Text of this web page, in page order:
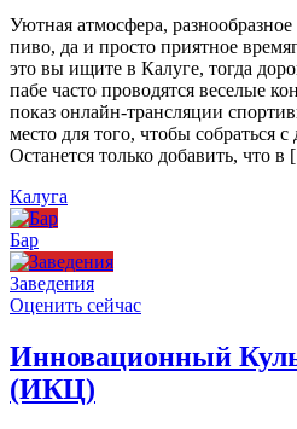
Уютная атмосфера,
пиво, да и просто приятное
это вы ищите в Калуге, тогда
пабе часто проводятся веселые
показ онлайн-трансляции
место для того, чтобы собраться
Останется только добавить, что
Калуга
Бар
Заведения
Оценить сейчас
Инновационный
(ИКЦ)